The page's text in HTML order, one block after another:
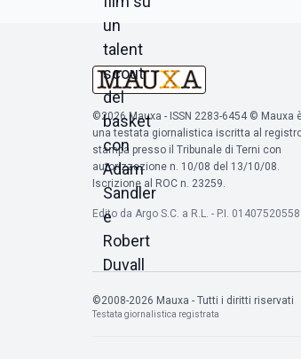
©2026 Mauxa - ISSN 2283-6454 © Mauxa
una testata giornalistica iscritta al
stampa presso il Tribunale di Terni con
autorizzazione n. 10/08 del 13/10/08.
Iscrizione al ROC n. 23259.
Edito da Argo S.C. a R.L. - P.I. 01407520558
©2008-2026 Mauxa - Tutti i diritti riservati
Testata giornalistica registrata